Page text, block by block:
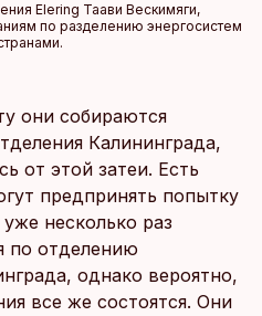
Elering Таави Вескимяги,
по разделению энергосистем
они собираются
Калининграда,
от этой затеи. Есть
предпринять попытку
несколько раз
по отделению
однако вероятно,
все же состоятся. Они